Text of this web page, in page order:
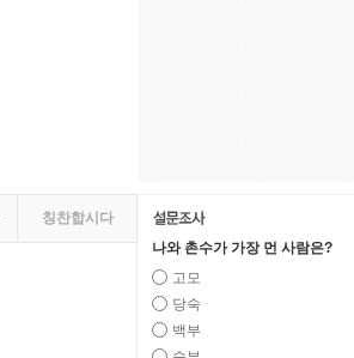
칭찬합시다
나와 촌수가 가장 먼 사람은?
고모
당숙
백부